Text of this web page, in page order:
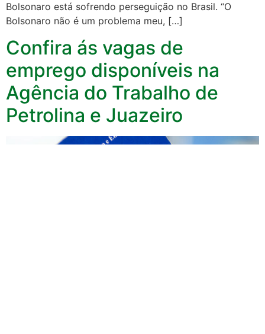
Bolsonaro está sofrendo perseguição no Brasil. “O
Bolsonaro não é um problema meu, […]
Confira ás vagas de
emprego disponíveis na
Agência do Trabalho de
Petrolina e Juazeiro